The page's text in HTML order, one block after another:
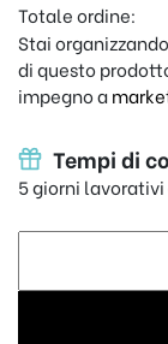
Totale ordine:
Stai
di questo
impegno a
Tempi di
5 giorni